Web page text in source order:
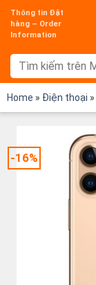
Chuyển
đến
dung
Thông tin Đặt
hàng – Order
Information
Home » Điện thoại »
-16%